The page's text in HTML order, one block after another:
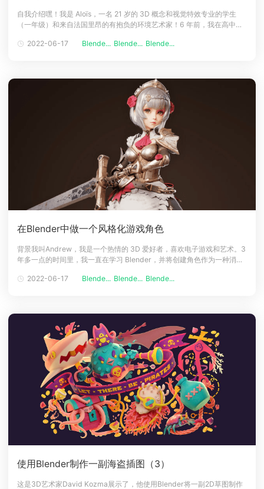
自我介绍嘿！我是 Aloïs，一名 21 岁的 3D 概念和视觉特效专业的学生
（一年级）和来自法国里昂的有抱负的环境艺术家！6 年前，我在高中时
真正的工作机会和热情，它结合了我喜欢的创造力和科学。今年正式开始
2022-06-17 Blende... Blende... Blende...
在Blender中做一个风格化游戏角色
背景我叫Andrew，我是一个热情的 3D 爱好者，喜欢电子游戏和艺术。3
年多一点的时间里，我一直在学习 Blender，并将创建角色作为一种消
戏Genshin Impact 中的角色。灵感作为一名 3D艺术家，逼真的角色从来
2022-06-17 Blende... Blende... Blende...
使用Blender制作一副海盗插图（3）
这是3D艺术家David Kozma展示了，他使用Blender将一副2D草图制作